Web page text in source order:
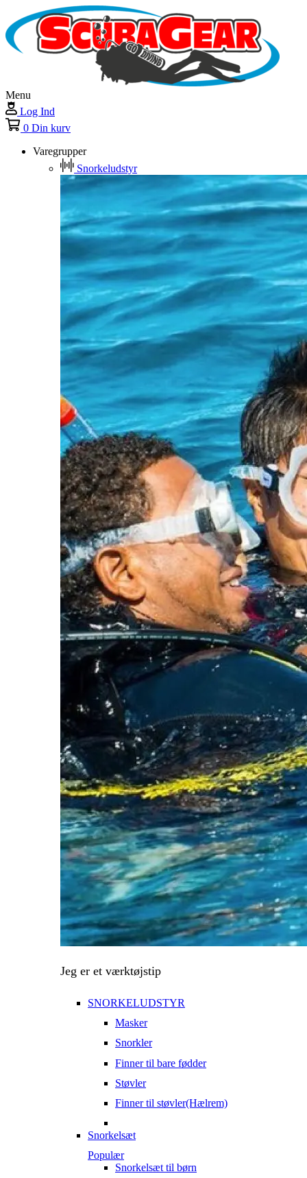
Menu
Log Ind
0 Din kurv
Varegrupper
Snorkeludstyr
Jeg er et værktøjstip
SNORKELUDSTYR
Masker
Snorkler
Finner til bare fødder
Støvler
Finner til støvler(Hælrem)
Snorkelsæt
Populær
Snorkelsæt til børn